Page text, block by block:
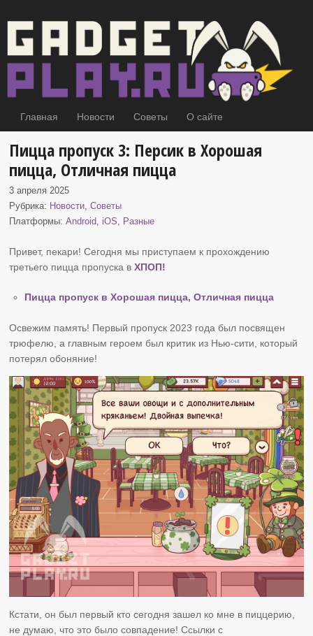
Главная Новости Советы О сайте
Пицца пропуск 3: Персик в Хорошая
пицца, Отличная пицца
3 апреля 2025
Рубрика: Новости,Советы
Платформы:Android, iOS, Разные
Привет, пекари! Сегодня мы приступаем к прохождению
третьего пицца пропуска вХПОП!
Пицца пропуск в Хорошая пицца, Отличная пицца
Освежим память! Первый пропуск 2023 года был посвящен
трюфелю, а главным героем был критик из Нью-сити, который
потерял обоняние!
Кстати, он был первый кто сегодня зашел ко мне в пиццерию,
не думаю, что это было совпадение! Ссылки с